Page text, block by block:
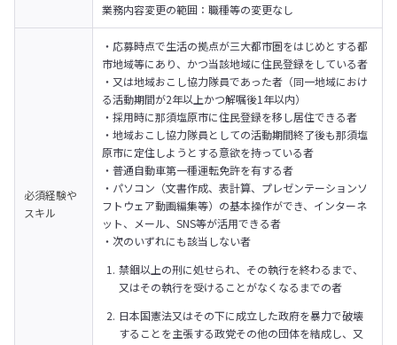
業務内容変更の範囲：職種等の変更なし
必須経験や
スキル
・応募時点で生活の拠点が三大都市圏をはじめとする都
市地域等にあり、かつ当該地域に住民登録をしている者
・又は地域おこし協力隊員であった者（同一地域におけ
る活動期間が2年以上かつ解嘱後1年以内）
・採用時に那須塩原市に住民登録を移し居住できる者
・地域おこし協力隊員としての活動期間終了後も那須塩
原市に定住しようとする意欲を持っている者
・普通自動車第一種運転免許を有する者
・パソコン（文書作成、表計算、プレゼンテーションソ
フトウェア動画編集等）の基本操作ができ、インターネ
ット、メール、SNS等が活用できる者
・次のいずれにも該当しない者
禁錮以上の刑に処せられ、その執行を終わるまで、
又はその執行を受けることがなくなるまでの者
日本国憲法又はその下に成立した政府を暴力で破壊
することを主張する政党その他の団体を結成し、又